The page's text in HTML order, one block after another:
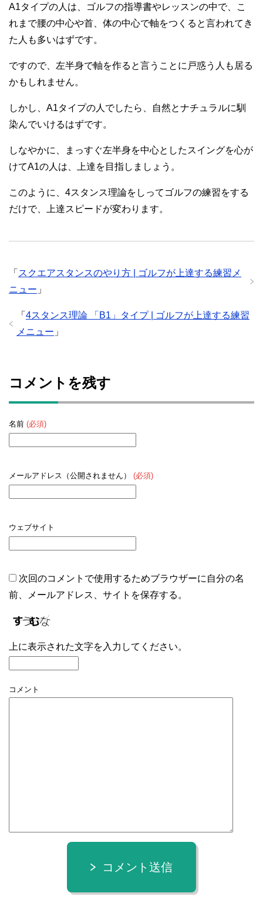
A1タイプの人は、ゴルフの指導書やレッスンの中で、こ
れまで腰の中心や首、体の中心で軸をつくると言われてき
た人も多いはずです。
ですので、左半身で軸を作ると言うことに戸惑う人も居る
かもしれません。
しかし、A1タイプの人でしたら、自然とナチュラルに馴
染んでいけるはずです。
しなやかに、まっすぐ左半身を中心としたスイングを心が
けてA1の人は、上達を目指しましょう。
このように、4スタンス理論をしってゴルフの練習をする
だけで、上達スピードが変わります。
「 スクエアスタンスのやり方 | ゴルフが上達する練習メ
ニュー 」
「 4スタンス理論 「B1」タイプ | ゴルフが上達する練習
メニュー 」
コメントを残す
名前 (必須)
メールアドレス（公開されません） (必須)
ウェブサイト
次回のコメントで使用するためブラウザーに自分の名
前、メールアドレス、サイトを保存する。
上に表示された文字を入力してください。
コメント
コメント送信